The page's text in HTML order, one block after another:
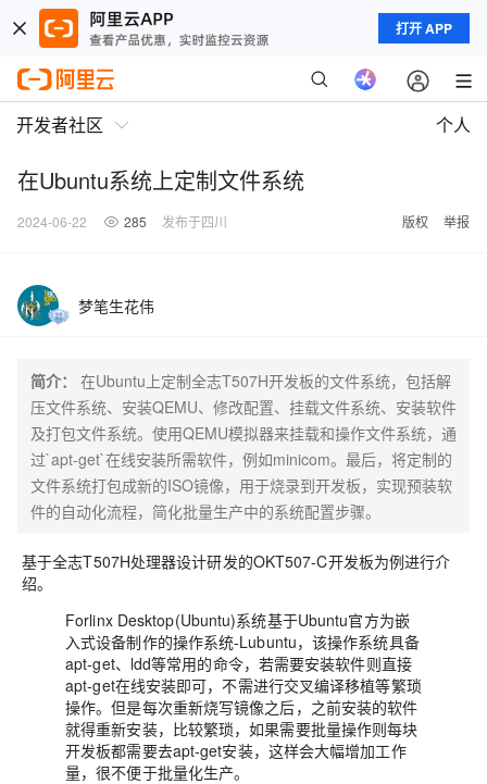
打开 APP
开发者社区 个人
在Ubuntu系统上定制文件系统
2024-06-22 285 发布于四川 版权 举报
梦笔生花伟
简介：
在Ubuntu上定制全志T507H开发板的文件系统，包括解
压文件系统、安装QEMU、修改配置、挂载文件系统、安装软件
及打包文件系统。使用QEMU模拟器来挂载和操作文件系统，通
过`apt-get`在线安装所需软件，例如minicom。最后，将定制的
文件系统打包成新的ISO镜像，用于烧录到开发板，实现预装软
件的自动化流程，简化批量生产中的系统配置步骤。
基于全志T507H处理器设计研发的OKT507-C开发板为例进行介
绍。
Forlinx Desktop(Ubuntu)系统基于Ubuntu官方为嵌
入式设备制作的操作系统-Lubuntu，该操作系统具备
apt-get、ldd等常用的命令，若需要安装软件则直接
apt-get在线安装即可，不需进行交叉编译移植等繁琐
操作。但是每次重新烧写镜像之后，之前安装的软件
就得重新安装，比较繁琐，如果需要批量操作则每块
开发板都需要去apt-get安装，这样会大幅增加工作
量，很不便于批量化生产。